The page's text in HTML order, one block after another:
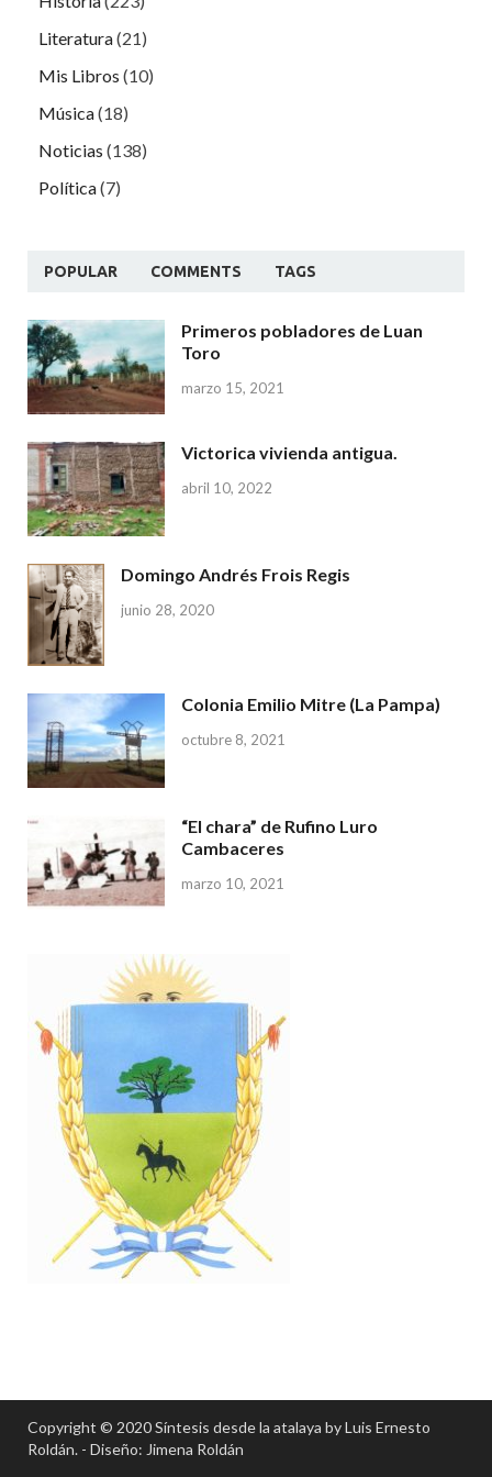
Literatura(21)
Mis Libros (10)
Música(18)
Noticias (138)
Política(7)
POPULAR COMMENTS TAGS
Primeros pobladores de Luan
Toro
marzo 15, 2021
Victorica vivienda antigua.
abril 10, 2022
Domingo Andrés Frois Regis
junio 28, 2020
Colonia Emilio Mitre (La Pampa)
octubre 8, 2021
“El chara” de Rufino Luro
Cambaceres
marzo 10, 2021
Copyright © 2020 Síntesis desde la atalaya by Luis Ernesto
Roldán. - Diseño: Jimena Roldán